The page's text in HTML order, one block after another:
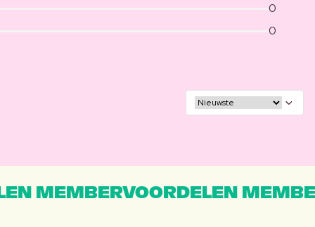
0
0
MEMBERVOORDELEN